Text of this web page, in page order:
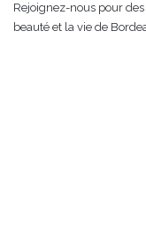
Rejoignez-nous pour
beauté et la vie de